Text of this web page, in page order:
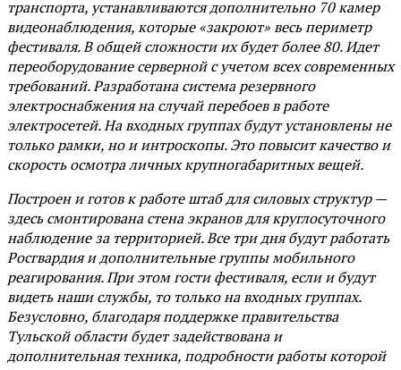
транспорта, устанавливаются дополнительно 70 камер
видеонаблюдения, которые «закроют» весь периметр
фестиваля. В общей сложности их будет более 80. Идет
переоборудование серверной с учетом всех современных
требований. Разработана система резервного
электроснабжения на случай перебоев в работе
электросетей. На входных группах будут установлены не
только рамки, но и интроскопы. Это повысит качество и
скорость осмотра личных крупногабаритных вещей.
Построен и готов к работе штаб для силовых структур —
здесь смонтирована стена экранов для круглосуточного
наблюдение за территорией. Все три дня будут работать
Росгвардия и дополнительные группы мобильного
реагирования. При этом гости фестиваля, если и будут
видеть наши службы, то только на входных группах.
Безусловно, благодаря поддержке правительства
Тульской области будет задействована и
дополнительная техника, подробности работы которой